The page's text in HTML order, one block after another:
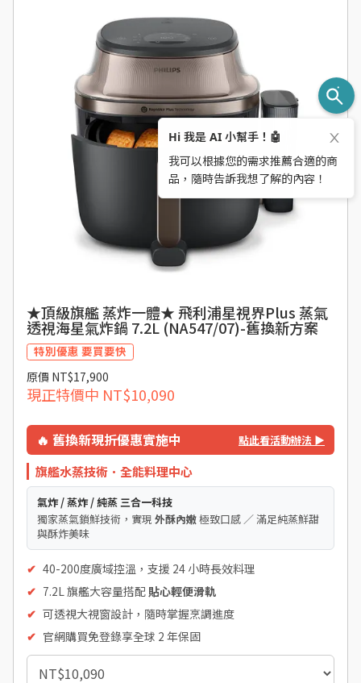
★頂級旗艦 蒸炸一體★ 飛利浦星視界Plus 蒸氣
透視海星氣炸鍋 7.2L (NA547/07)-舊換新方案
特別優惠 要買要快
原價 NT$17,900
現正特價中 NT$10,090
🔥 舊換新現折優惠實施中 點此看活動辦法 ▶
旗艦水蒸技術．全能料理中心
氣炸 / 蒸炸 / 純蒸 三合一科技
獨家蒸氣鎖鮮技術，實現 外酥內嫩極致口感 ／ 滿足純蒸鮮甜
與酥炸美味
✔ 40-200度廣域控溫，支援 24 小時長效料理
✔ 7.2L 旗艦大容量搭配 貼心輕便滑軌
✔ 可透視大視窗設計，隨時掌握烹調進度
✔ 官網購買免登錄享全球 2 年保固